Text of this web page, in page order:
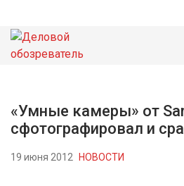
НОВОСТИ
«Умные камеры» от
сфотографировал и
19 июня 2012 НОВОСТИ